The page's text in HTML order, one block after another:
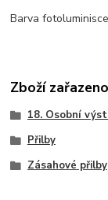
Barva
Zboží
18. Osobní
Přilby
Zásahové přilby